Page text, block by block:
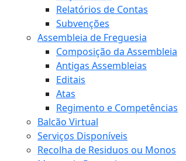
Relatórios de Contas
Subvenções
Assembleia de Freguesia
Composição da Assembleia
Antigas Assembleias
Editais
Atas
Regimento e Competências
Balcão Virtual
Serviços Disponíveis
Recolha de Residuos ou Monos